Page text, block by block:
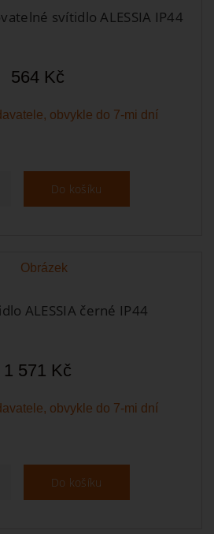
svítidlo ALESSIA IP44
564 Kč
obvykle do 7-mi dní
Do košíku
ALESSIA černé IP44
1 571 Kč
obvykle do 7-mi dní
Do košíku